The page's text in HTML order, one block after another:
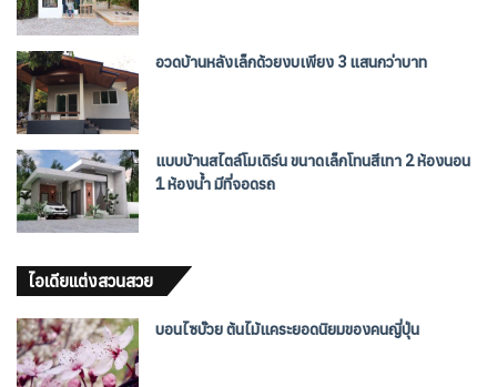
อวดบ้านหลังเล็กด้วยงบเพียง 3 แสนกว่าบาท
แบบบ้านสไตล์โมเดิร์น ขนาดเล็กโทนสีเทา 2 ห้องนอน
1 ห้องน้ำ มีที่จอดรถ
ไอเดียแต่งสวนสวย
บอนไซบ๊วย ต้นไม้แคระยอดนิยมของคนญี่ปุ่น